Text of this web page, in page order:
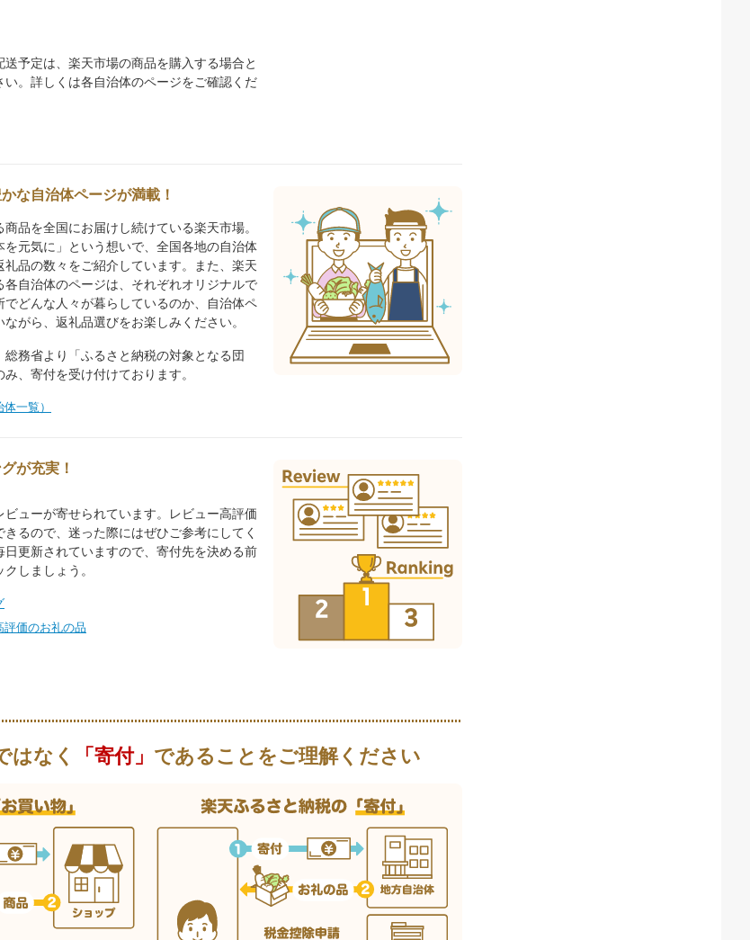
予定は、楽天市場の商品を購入する場合と
。詳しくは各自治体のページをご確認くだ
な自治体ページが満載！
品を全国にお届けし続けている楽天市場。
元気に」という想いで、全国各地の自治体
品の数々をご紹介しています。また、楽天
自治体のページは、それぞれオリジナルで
どんな人々が暮らしているのか、自治体ペ
がら、返礼品選びをお楽しみください。
務省より「ふるさと納税の対象となる団
、寄付を受け付けております。
一覧）
が充実！
ューが寄せられています。レビュー高評価
るので、迷った際にはぜひご参考にしてく
更新されていますので、寄付先を決める前
しましょう。
評価のお礼の品
はなく 「寄付」 であることをご理解ください